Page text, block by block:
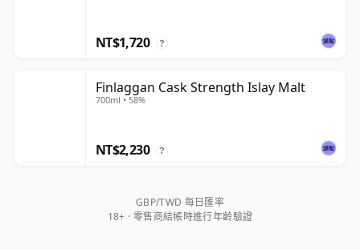
NT$1,720 ?
Finlaggan Cask Strength Islay Malt
700ml • 58%
NT$2,230 ?
GBP/TWD 每日匯率
18+ · 零售商結帳時進行年齡驗證